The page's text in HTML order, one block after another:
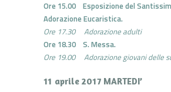
Ore 15.00 Esposizione del
Adorazione Eucaristica.
Ore 17.30 Adorazione adulti
Ore 18.30 S. Messa.
Ore 19.00 Adorazione giovani delle
11 aprile 2017 MARTEDI’